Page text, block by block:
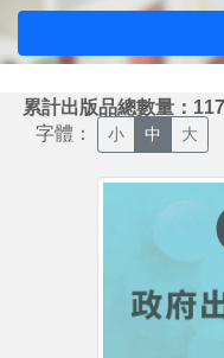
累計出版品總數量：
字體： 小 中 大